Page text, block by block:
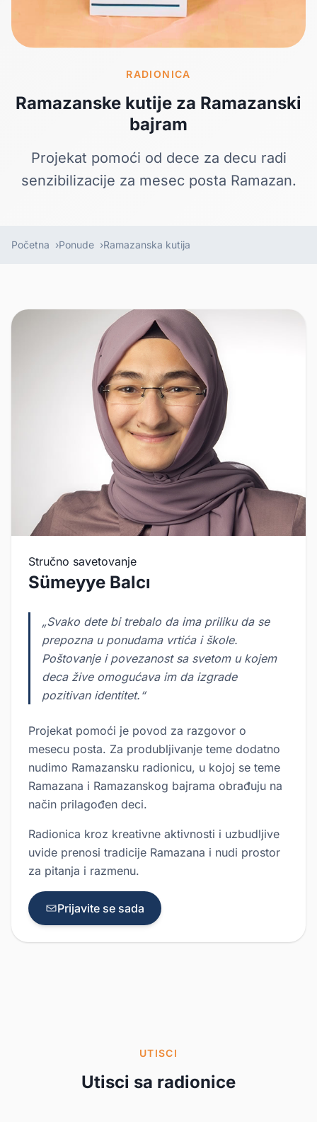
RADIONICA
Ramazanske kutije za Ramazanski
bajram
Projekat pomoći od dece za decu radi
senzibilizacije za mesec posta Ramazan.
Početna Ponude Ramazanska kutija
Stručno savetovanje
Sümeyye Balcı
„Svako dete bi trebalo da ima priliku da se
prepozna u ponudama vrtića i škole.
Poštovanje i povezanost sa svetom u kojem
deca žive omogućava im da izgrade
pozitivan identitet.“
Projekat pomoći je povod za razgovor o
mesecu posta. Za produbljivanje teme dodatno
nudimo Ramazansku radionicu, u kojoj se teme
Ramazana i Ramazanskog bajrama obrađuju na
način prilagođen deci.
Radionica kroz kreativne aktivnosti i uzbudljive
uvide prenosi tradicije Ramazana i nudi prostor
za pitanja i razmenu.
Prijavite se sada
UTISCI
Utisci sa radionice